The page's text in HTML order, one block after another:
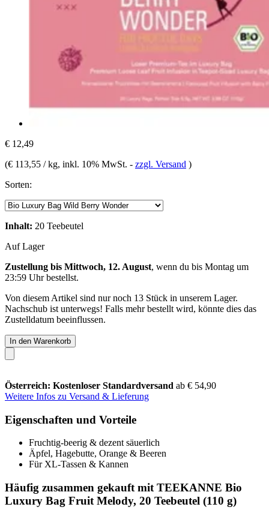
€ 12,49
(€ 113,55 / kg, inkl. 10% MwSt. - zzgl. Versand )
Sorten:
Inhalt: 20 Teebeutel
Auf Lager
Zustellung bis Mittwoch, 12. August, wenn du bis Montag um
23:59 Uhrbestellst.
Von diesem Artikel sind nur noch 13 Stück in unserem Lager.
Nachschub ist unterwegs! Falls mehr bestellt wird, könnte dies das
Zustelldatum beeinflussen.
In den Warenkorb
Österreich: Kostenloser Standardversand ab € 54,90
Weitere Infos zu Versand & Lieferung
Eigenschaften und Vorteile
Fruchtig-beerig & dezent säuerlich
Äpfel, Hagebutte, Orange & Beeren
Für XL-Tassen & Kannen
Häufig zusammen gekauft mit TEEKANNE Bio
Luxury Bag Fruit Melody, 20 Teebeutel (110 g)